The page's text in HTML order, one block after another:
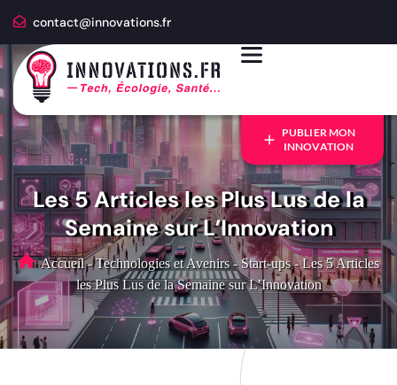
contact@innovations.fr
PUBLIER MON
INNOVATION
Les 5 Articles les Plus Lus de la
Semaine sur L’Innovation
Accueil - Technologies et Avenirs - Start-ups - Les 5 Articles
les Plus Lus de la Semaine sur L’Innovation